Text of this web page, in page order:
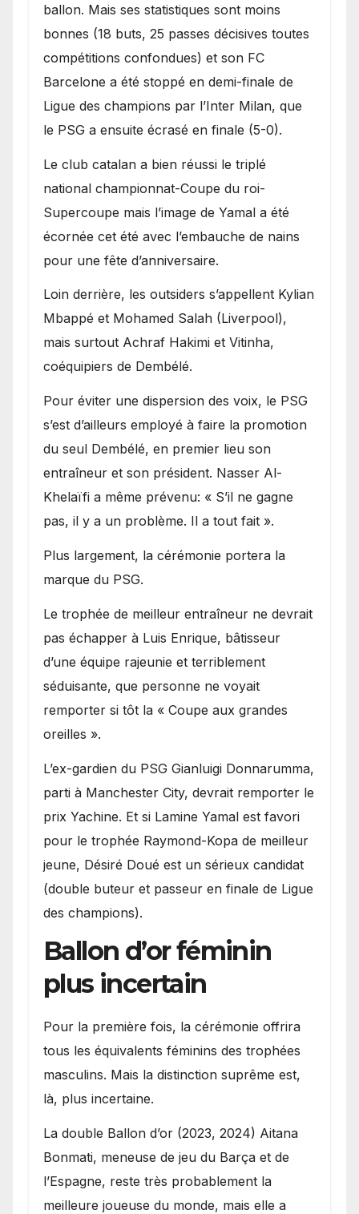
ballon. Mais ses statistiques sont moins
bonnes (18 buts, 25 passes décisives toutes
compétitions confondues) et son FC
Barcelone a été stoppé en demi-finale de
Ligue des champions par l’Inter Milan, que
le PSG a ensuite écrasé en finale (5-0).
Le club catalan a bien réussi le triplé
national championnat-Coupe du roi-
Supercoupe mais l’image de Yamal a été
écornée cet été avec l’embauche de nains
pour une fête d’anniversaire.
Loin derrière, les outsiders s’appellent Kylian
Mbappé et Mohamed Salah (Liverpool),
mais surtout Achraf Hakimi et Vitinha,
coéquipiers de Dembélé.
Pour éviter une dispersion des voix, le PSG
s’est d’ailleurs employé à faire la promotion
du seul Dembélé, en premier lieu son
entraîneur et son président. Nasser Al-
Khelaïfi a même prévenu: « S’il ne gagne
pas, il y a un problème. Il a tout fait ».
Plus largement, la cérémonie portera la
marque du PSG.
Le trophée de meilleur entraîneur ne devrait
pas échapper à Luis Enrique, bâtisseur
d’une équipe rajeunie et terriblement
séduisante, que personne ne voyait
remporter si tôt la « Coupe aux grandes
oreilles ».
L’ex-gardien du PSG Gianluigi Donnarumma,
parti à Manchester City, devrait remporter le
prix Yachine. Et si Lamine Yamal est favori
pour le trophée Raymond-Kopa de meilleur
jeune, Désiré Doué est un sérieux candidat
(double buteur et passeur en finale de Ligue
des champions).
Ballon d’or féminin
plus incertain
Pour la première fois, la cérémonie offrira
tous les équivalents féminins des trophées
masculins. Mais la distinction suprême est,
là, plus incertaine.
La double Ballon d’or (2023, 2024) Aitana
Bonmati, meneuse de jeu du Barça et de
l’Espagne, reste très probablement la
meilleure joueuse du monde, mais elle a